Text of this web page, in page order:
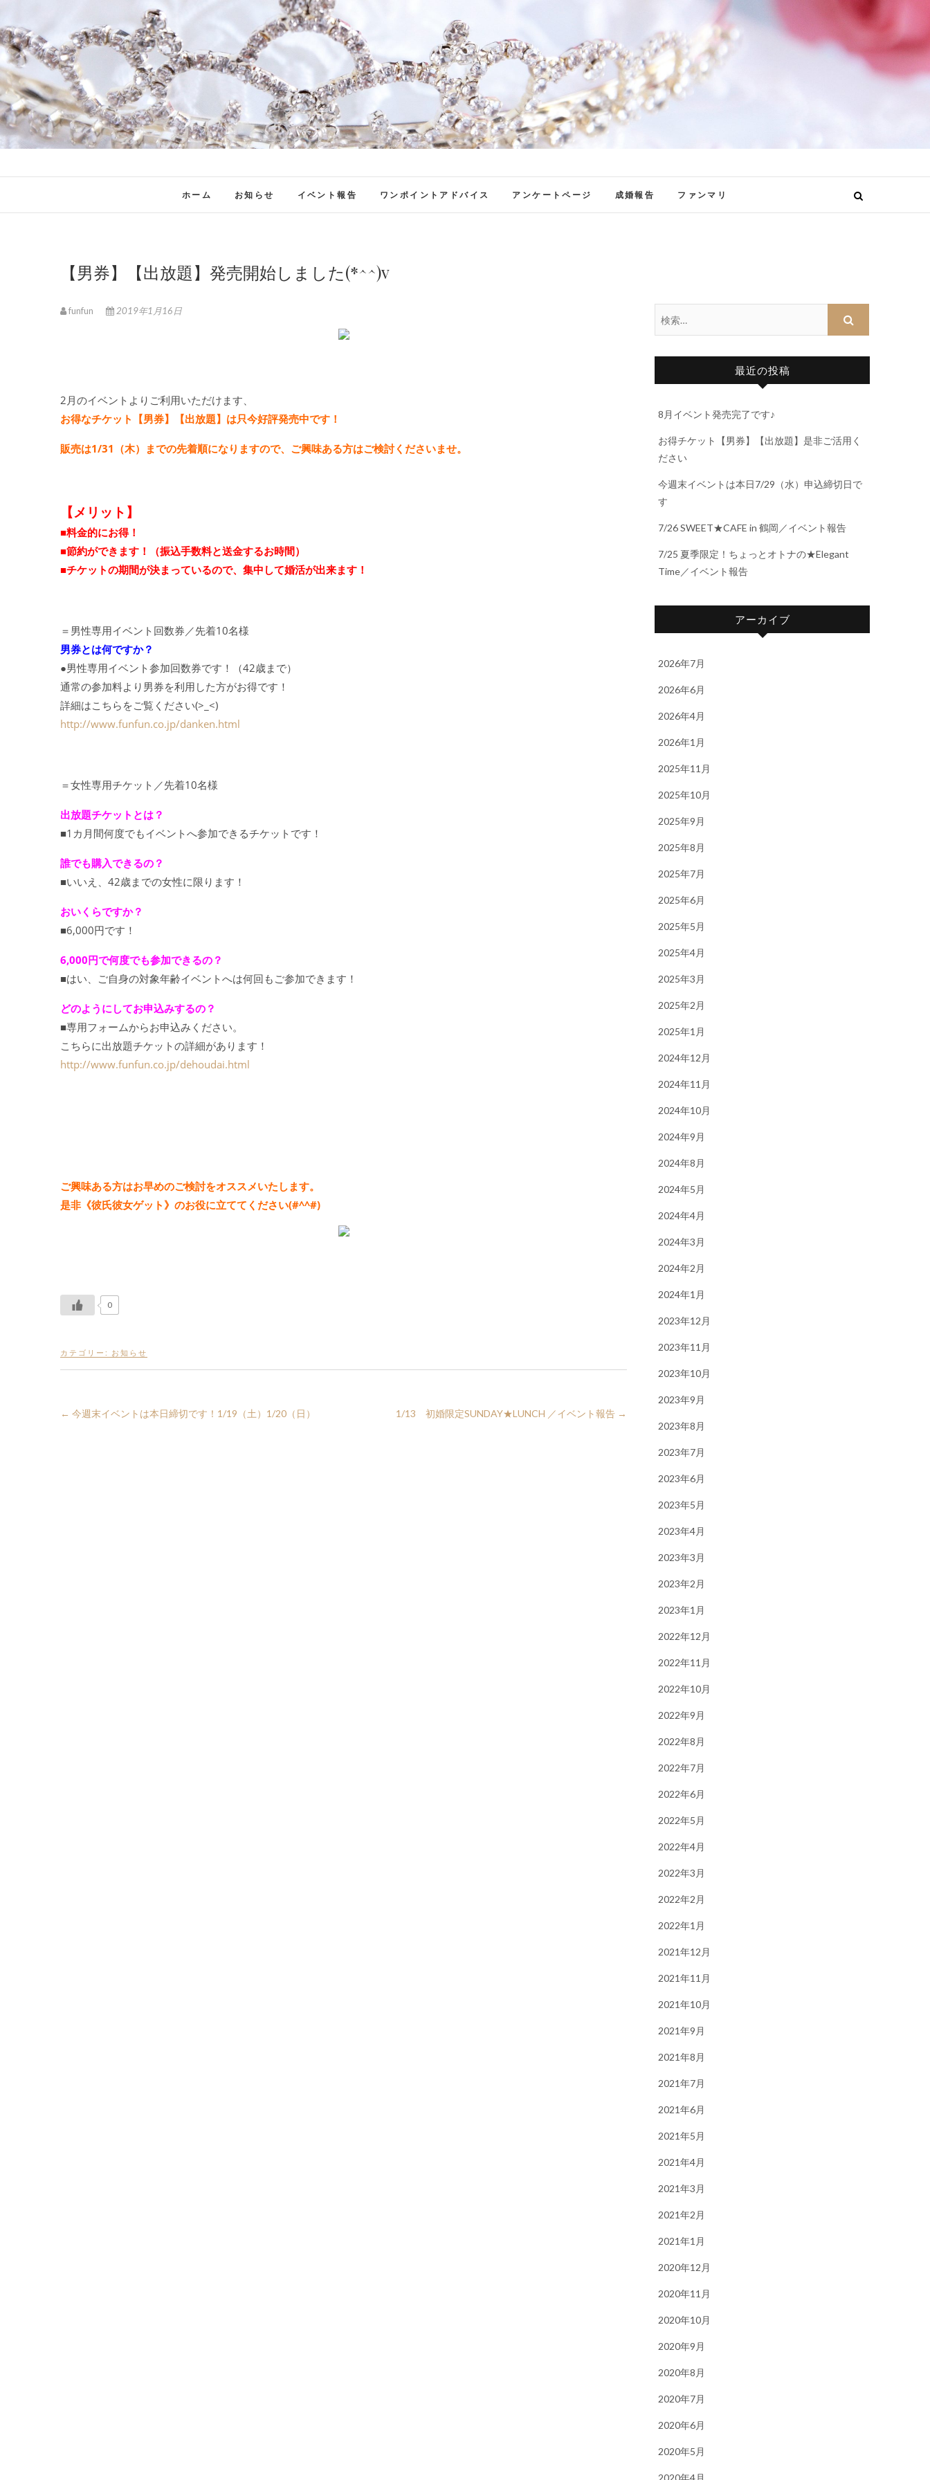
ファンブロ
ホーム お知らせ イベント報告 ワンポイントアドバイス アンケートページ 成婚報告 ファンマリ
【男券】【出放題】発売開始しました(*^^)v
funfun 2019年1月16日
2月のイベントよりご利用いただけます、
お得なチケット【男券】【出放題】は只今好評発売中です！
販売は1/31（木）までの先着順になりますので、ご興味ある方はご検討くださいませ。
【メリット】
■料金的にお得！
■節約ができます！（振込手数料と送金するお時間）
■チケットの期間が決まっているので、集中して婚活が出来ます！
＝男性専用イベント回数券／先着10名様
男券とは何ですか？
●男性専用イベント参加回数券です！（42歳まで）
通常の参加料より男券を利用した方がお得です！
詳細はこちらをご覧ください(>_<)
http://www.funfun.co.jp/danken.html
＝女性専用チケット／先着10名様
出放題チケットとは？
■1カ月間何度でもイベントへ参加できるチケットです！
誰でも購入できるの？
■いいえ、42歳までの女性に限ります！
おいくらですか？
■6,000円です！
6,000円で何度でも参加できるの？
■はい、ご自身の対象年齢イベントへは何回もご参加できます！
どのようにしてお申込みするの？
■専用フォームからお申込みください。
こちらに出放題チケットの詳細があります！
http://www.funfun.co.jp/dehoudai.html
ご興味ある方はお早めのご検討をオススメいたします。
是非《彼氏彼女ゲット》のお役に立ててください(#^^#)
0
カテゴリー: お知らせ
← 今週末イベントは本日締切です！1/19（土）1/20（日） 1/13 初婚限定SUNDAY★LUNCH ／イベント報告 →
最近の投稿
8月イベント発売完了です♪
お得チケット【男券】【出放題】是非ご活用く
ださい
今週末イベントは本日7/29（水）申込締切日で
す
7/26 SWEET★CAFE in 鶴岡／イベント報告
7/25 夏季限定！ちょっとオトナの★Elegant
Time／イベント報告
アーカイブ
2026年7月
2026年6月
2026年4月
2026年1月
2025年11月
2025年10月
2025年9月
2025年8月
2025年7月
2025年6月
2025年5月
2025年4月
2025年3月
2025年2月
2025年1月
2024年12月
2024年11月
2024年10月
2024年9月
2024年8月
2024年5月
2024年4月
2024年3月
2024年2月
2024年1月
2023年12月
2023年11月
2023年10月
2023年9月
2023年8月
2023年7月
2023年6月
2023年5月
2023年4月
2023年3月
2023年2月
2023年1月
2022年12月
2022年11月
2022年10月
2022年9月
2022年8月
2022年7月
2022年6月
2022年5月
2022年4月
2022年3月
2022年2月
2022年1月
2021年12月
2021年11月
2021年10月
2021年9月
2021年8月
2021年7月
2021年6月
2021年5月
2021年4月
2021年3月
2021年2月
2021年1月
2020年12月
2020年11月
2020年10月
2020年9月
2020年8月
2020年7月
2020年6月
2020年5月
2020年4月